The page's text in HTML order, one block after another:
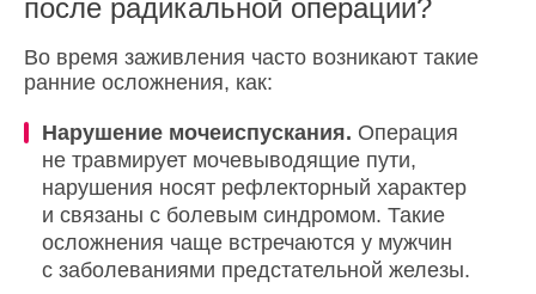
после радикальной операции?
Во время заживления часто возникают такие
ранние осложнения, как:
Нарушение мочеиспускания. Операция
не травмирует мочевыводящие пути,
нарушения носят рефлекторный характер
и связаны с болевым синдромом. Такие
осложнения чаще встречаются у мужчин
с заболеваниями предстательной железы.